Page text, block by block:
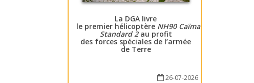
La DGA livre
le premier hélicoptère NH90 Caïman
Standard 2au profit
des forces spéciales de l’armée
de Terre
26-07-2026